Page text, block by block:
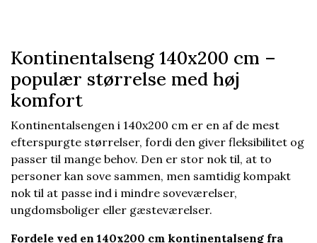
Kontinentalseng 140x200 cm –
populær størrelse med høj
komfort
Kontinentalsengen i 140x200 cm er en af de mest
efterspurgte størrelser, fordi den giver fleksibilitet og
passer til mange behov. Den er stor nok til, at to
personer kan sove sammen, men samtidig kompakt
nok til at passe ind i mindre soveværelser,
ungdomsboliger eller gæsteværelser.
Fordele ved en 140x200 cm kontinentalseng fra